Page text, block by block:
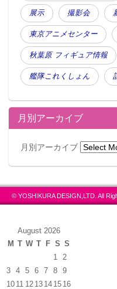
展示 撮影会
東京アニメセンター
秋葉原 フィギュア情報
艦隊これくしょん
月別アーカイブ
月別アーカイブ
© YOSHIKURA DESIGN,LTD. All
August 2026
M T W T F S S
1
2
3
4 5 6 7 8
9
10 11 12 13 14 15 16